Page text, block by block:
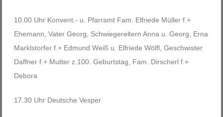
10.00 Uhr Konvent.- u. Pfarramt Fam. Elfriede Müller f.+
Ehemann, Vater Georg, Schwiegereltern Anna u. Georg, Erna
Marklstorfer f.+ Edmund Weiß u. Elfriede Wölfl, Geschwister
Daffner f.+ Mutter z.100. Geburtstag, Fam. Dirscherl f.+
Debora
17.30 Uhr Deutsche Vesper